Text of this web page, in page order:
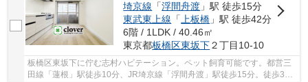
埼京線 「浮間舟渡 」駅 徒歩15分
東武東上線 「 上板橋 」駅 徒歩42分
6階 / 1LDK / 40.46㎡
東京都板橋区東坂下２丁目10-10
板橋区東坂下に佇む志村ハビテーション。ペット飼育可能です。都営三
田線「蓮根」駅徒歩10分、JR埼京線「浮間舟渡」駅徒歩15分。徒歩3分